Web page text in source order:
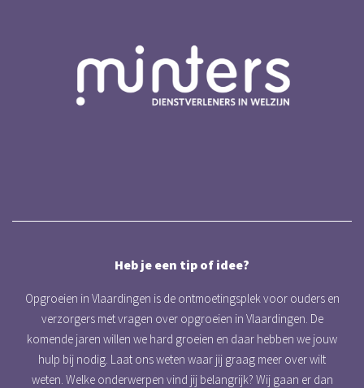
Heb je een tip of idee?
Opgroeien in Vlaardingen is de ontmoetingsplek voor ouders en
verzorgers met vragen over opgroeien in Vlaardingen. De
komende jaren willen we hard groeien en daar hebben we jouw
hulp bij nodig. Laat ons weten waar jij graag meer over wilt
weten. Welke onderwerpen vind jij belangrijk? Wij gaan er dan